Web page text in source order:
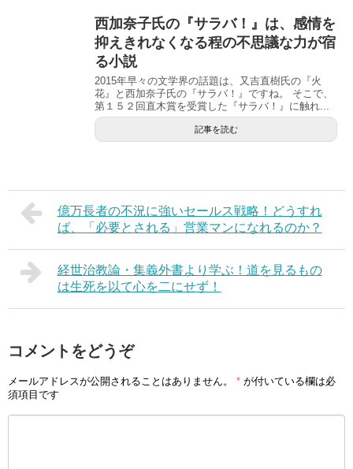
西加奈子氏の『サラバ！』は、感情を
抑えきれなくなる程の不思議な力が宿
る小説
2015年早々の文学界の話題は、又吉直樹氏の『火
花』と西加奈子氏の『サラバ！』ですね。 そこで、
第１５２回直木賞を受賞した『サラバ！』に触れ...
記事を読む
億万長者の不況に強いセールス戦略！どうすれ
ば、「必要とされる」営業マンになれるのか？
経世治教論・集義外書より学ぶ！道を見るもの
は生死を以て心を二にせず！
コメントをどうぞ
メールアドレスが公開されることはありません。 * が付いている欄は必
須項目です